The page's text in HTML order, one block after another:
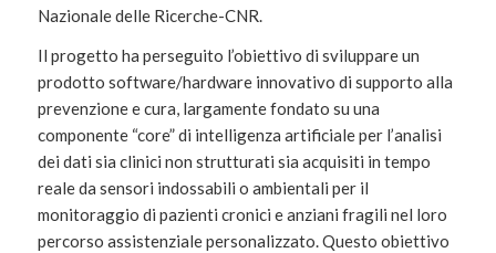
Nazionale delle Ricerche-CNR.
Il progetto ha perseguito l’obiettivo di sviluppare un
prodotto software/hardware innovativo di supporto alla
prevenzione e cura, largamente fondato su una
componente “core” di intelligenza artificiale per l’analisi
dei dati sia clinici non strutturati sia acquisiti in tempo
reale da sensori indossabili o ambientali per il
monitoraggio di pazienti cronici e anziani fragili nel loro
percorso assistenziale personalizzato. Questo obiettivo